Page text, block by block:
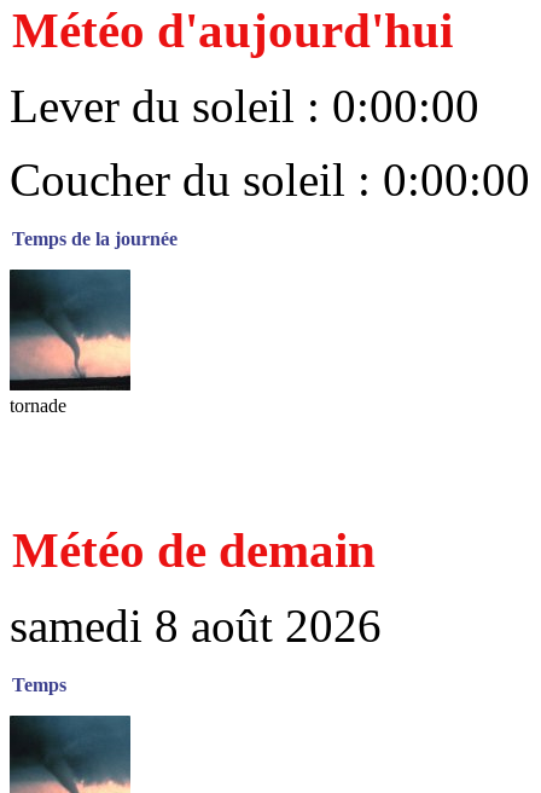
Météo d'aujourd'hui
Lever du soleil : 0:00:00
Coucher du soleil : 0:00:00
Temps de la journée
tornade
Météo de demain
samedi 8 août 2026
Temps